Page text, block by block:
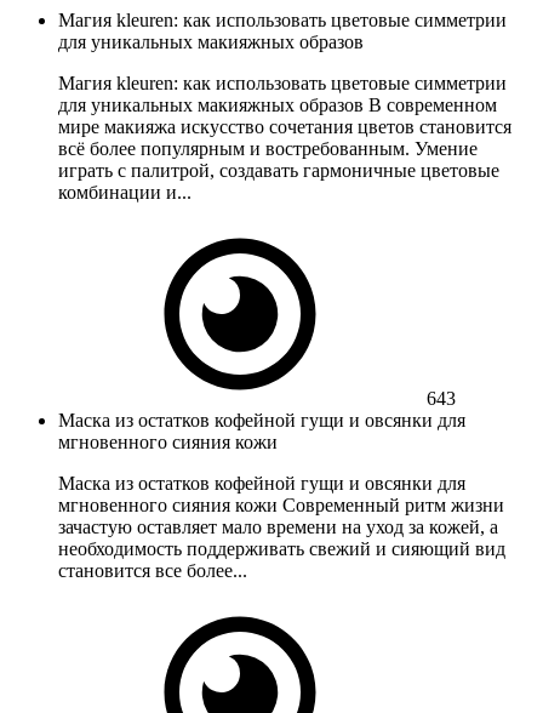
Магия kleuren: как использовать цветовые симметрии
для уникальных макияжных образов
Магия kleuren: как использовать цветовые симметрии
для уникальных макияжных образов В современном
мире макияжа искусство сочетания цветов становится
всё более популярным и востребованным. Умение
играть с палитрой, создавать гармоничные цветовые
комбинации и...
643
Маска из остатков кофейной гущи и овсянки для
мгновенного сияния кожи
Маска из остатков кофейной гущи и овсянки для
мгновенного сияния кожи Современный ритм жизни
зачастую оставляет мало времени на уход за кожей, а
необходимость поддерживать свежий и сияющий вид
становится все более...